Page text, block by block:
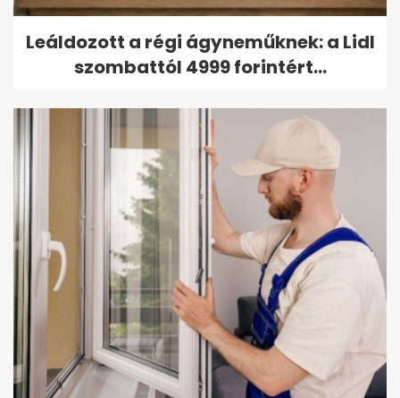
Leáldozott a régi ágyneműknek: a Lidl
szombattól 4999 forintért...